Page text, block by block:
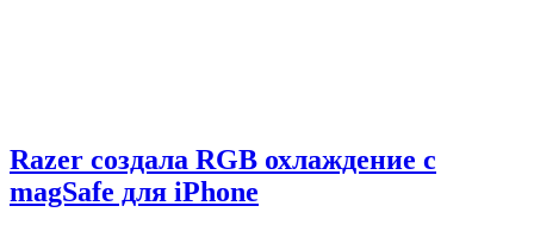
Razer создала RGB охлаждение с
magSafe для iPhone